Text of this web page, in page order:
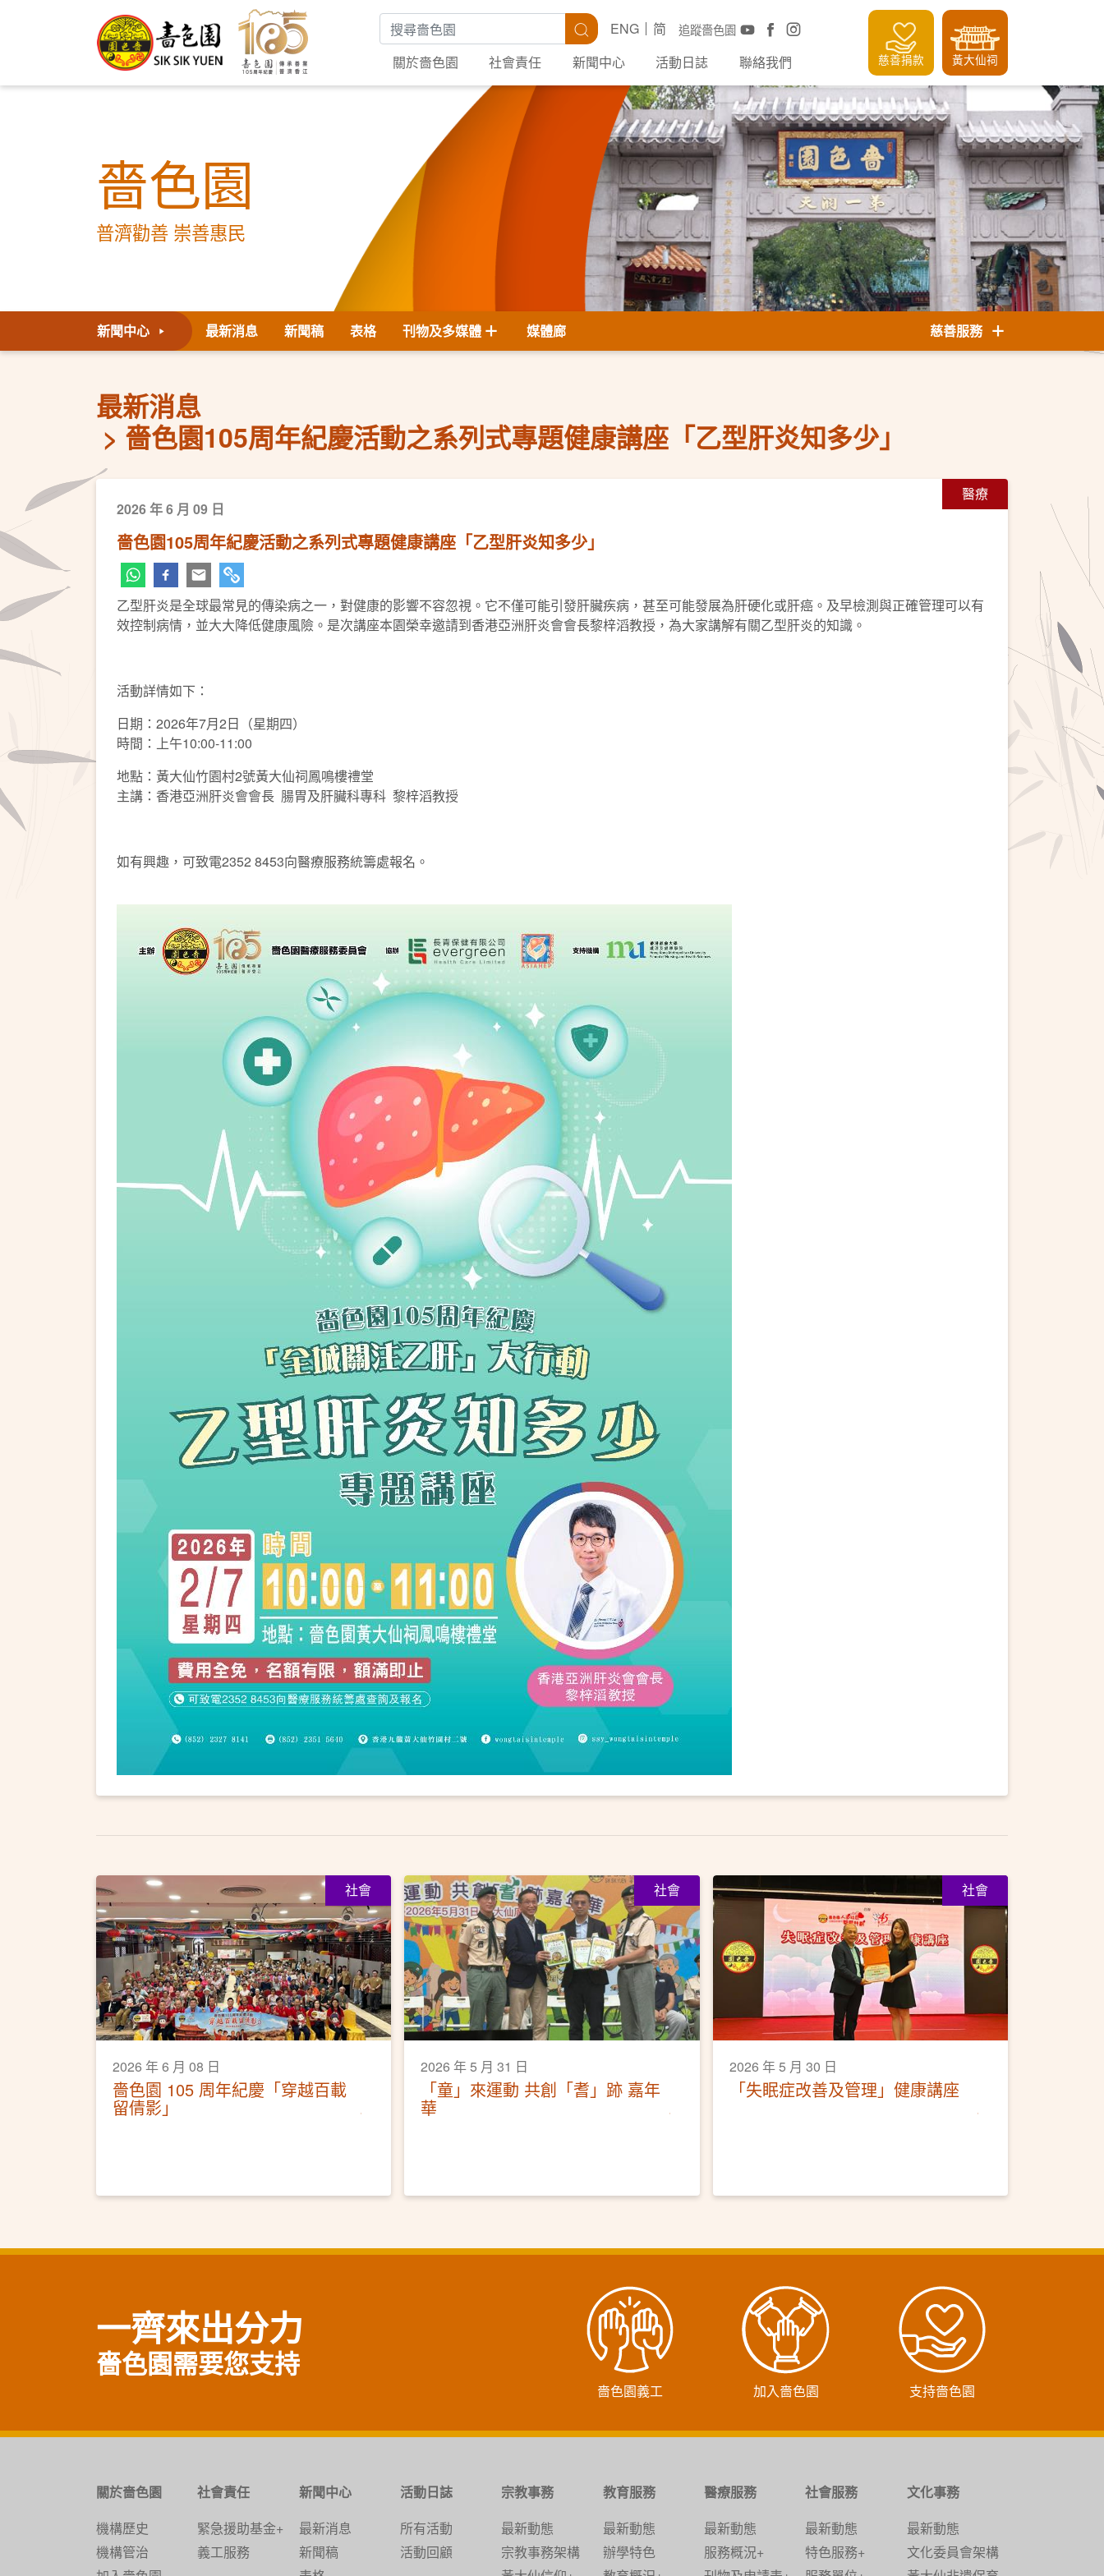
搜尋關鍵字 搜尋 追蹤嗇色園
ENG
简
關於嗇色園
社會責任 新聞中心 活動日誌 聯絡我們 慈善捐款 黃大仙祠
嗇色園
普濟勸善 崇善惠民
新聞中心 最新消息 新聞稿 表格 刊物及多媒體 媒體廊 慈善服務
最新消息
嗇色園105周年紀慶活動之系列式專題健康講座「乙型肝炎知多少」
醫療
2026 年 6 月 09 日
嗇色園105周年紀慶活動之系列式專題健康講座「乙型肝炎知多少」
乙型肝炎是全球最常見的傳染病之一，對健康的影響不容忽視。它不僅可能引發肝臟疾病，甚至可能發展為肝硬化或肝癌。及早檢測與正確管理可以有
效控制病情，並大大降低健康風險。是次講座本園榮幸邀請到香港亞洲肝炎會會長黎梓滔教授，為大家講解有關乙型肝炎的知識。
活動詳情如下：
日期：2026年7月2日（星期四）
時間：上午10:00-11:00
地點：黃大仙竹園村2號黃大仙祠鳳鳴樓禮堂
主講：香港亞洲肝炎會會長 腸胃及肝臟科專科 黎梓滔教授
如有興趣，可致電2352 8453向醫療服務統籌處報名。
社會
2026 年 6 月 08 日
嗇色園 105 周年紀慶「穿越百載
留倩影」
社會
2026 年 5 月 31 日
「童」來運動 共創「耆」跡 嘉年
華
社會
2026 年 5 月 30 日
「失眠症改善及管理」健康講座
一齊來出分力
嗇色園需要您支持
嗇色園義工 加入嗇色園 支持嗇色園
關於嗇色園
機構歷史
機構管治
社會責任
緊急援助基金+
義工服務
新聞中心
最新消息
新聞稿
活動日誌
所有活動
活動回顧
宗教事務
最新動態
宗教事務架構
教育服務
最新動態
辦學特色
醫療服務
最新動態
服務概況+
社會服務
最新動態
特色服務+
文化事務
最新動態
文化委員會架構